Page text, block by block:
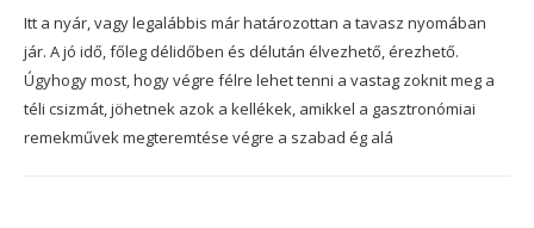
Itt a nyár, vagy legalábbis már határozottan a tavasz nyomában
jár. A jó idő, főleg délidőben és délután élvezhető, érezhető.
Úgyhogy most, hogy végre félre lehet tenni a vastag zoknit meg a
téli csizmát, jöhetnek azok a kellékek, amikkel a gasztronómiai
remekművek megteremtése végre a szabad ég alá